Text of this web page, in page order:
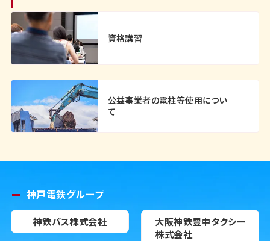
資格講習
公益事業者の電柱等使用につい
て
神戸電鉄グループ
神鉄バス株式会社
大阪神鉄豊中タクシー
株式会社